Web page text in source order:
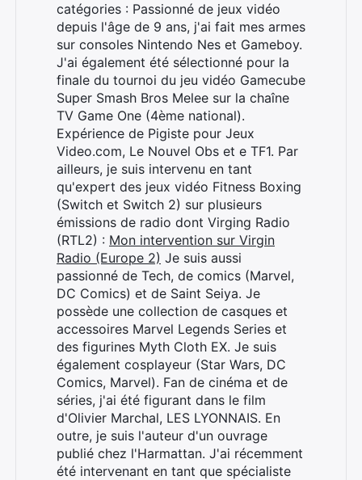
catégories : Passionné de jeux vidéo
depuis l'âge de 9 ans, j'ai fait mes armes
sur consoles Nintendo Nes et Gameboy.
J'ai également été sélectionné pour la
finale du tournoi du jeu vidéo Gamecube
Super Smash Bros Melee sur la chaîne
TV Game One (4ème national).
Expérience de Pigiste pour Jeux
Video.com, Le Nouvel Obs et e TF1. Par
ailleurs, je suis intervenu en tant
qu'expert des jeux vidéo Fitness Boxing
(Switch et Switch 2) sur plusieurs
émissions de radio dont Virging Radio
(RTL2) : Mon intervention sur Virgin
Radio (Europe 2) Je suis aussi
passionné de Tech, de comics (Marvel,
DC Comics) et de Saint Seiya. Je
possède une collection de casques et
accessoires Marvel Legends Series et
des figurines Myth Cloth EX. Je suis
également cosplayeur (Star Wars, DC
Comics, Marvel). Fan de cinéma et de
séries, j'ai été figurant dans le film
d'Olivier Marchal, LES LYONNAIS. En
outre, je suis l'auteur d'un ouvrage
publié chez l'Harmattan. J'ai récemment
été intervenant en tant que spécialiste